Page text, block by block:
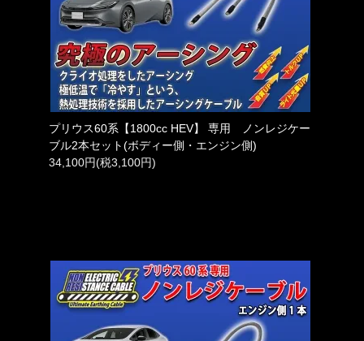
プリウス60系【1800cc HEV】 専用 ノンレジケー
ブル2本セット(ボディー側・エンジン側)
34,100円(税3,100円)